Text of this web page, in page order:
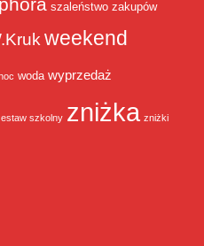
szaleństwo zakupów
weekend
woda wyprzedaż
szkolny zniżka zniżki